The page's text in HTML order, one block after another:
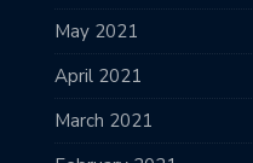
May 2021
April 2021
March 2021